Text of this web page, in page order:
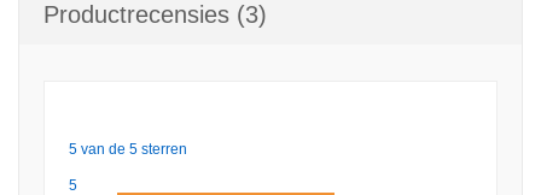
Productrecensies (3)
5 van de 5 sterren
5